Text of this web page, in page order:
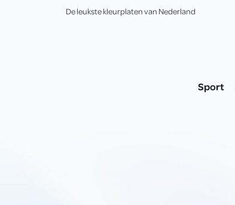
De leukste kleurplaten van Nederland
Sport